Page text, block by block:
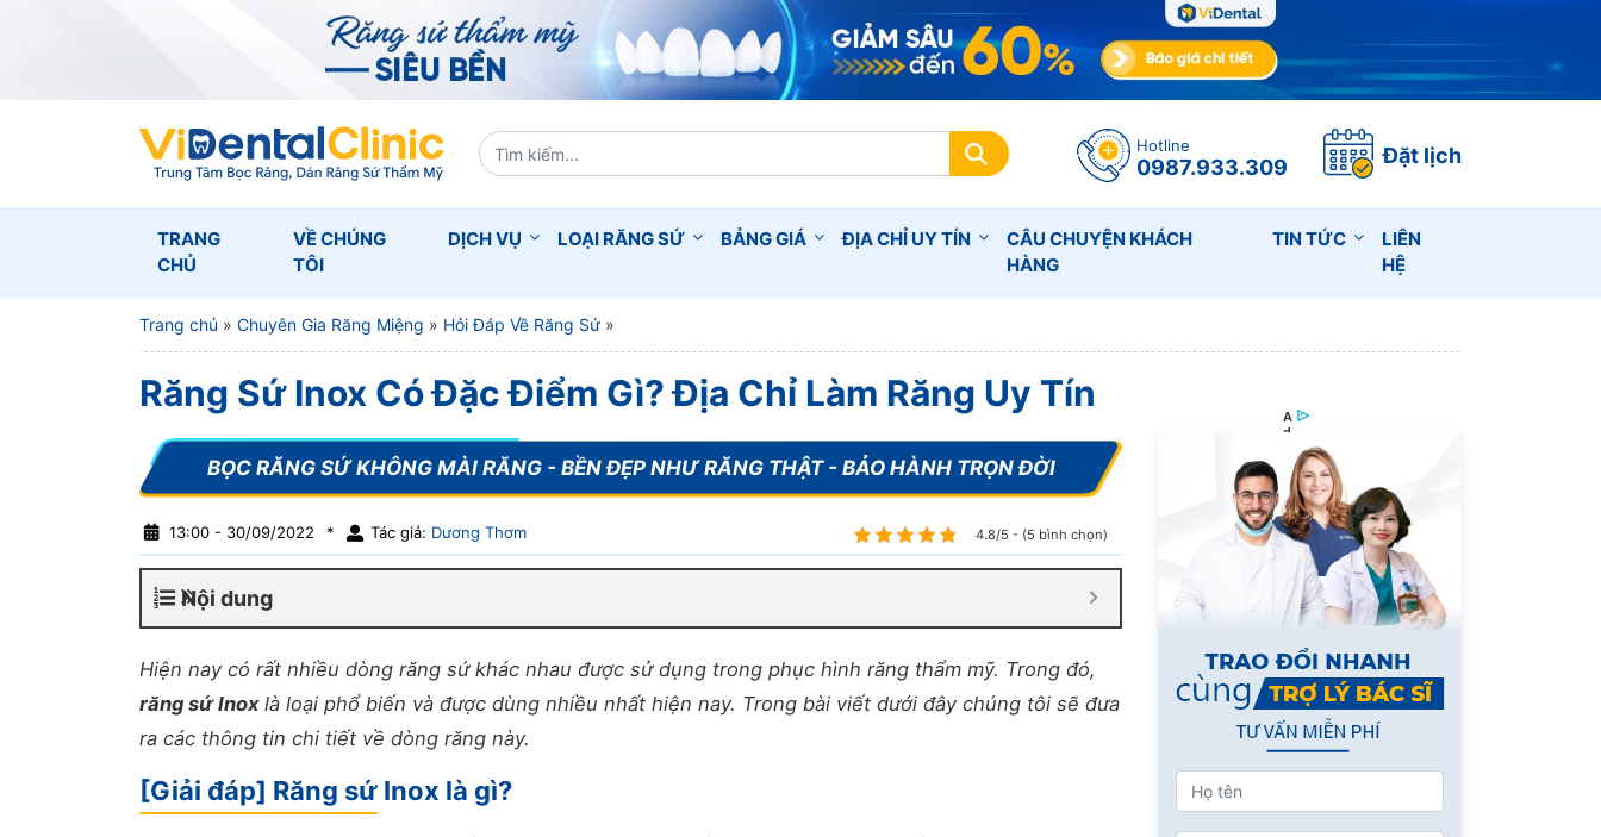
Hotline
0987.933.309 Đặt lịch
TRANG
CHỦ
VỀ CHÚNG
TÔI
DỊCH VỤ LOẠI RĂNG SỨ BẢNG GIÁ ĐỊA CHỈ UY TÍN
CÂU CHUYỆN KHÁCH
HÀNG
TIN TỨC
LIÊN
HỆ
Trang chủ » Chuyên Gia Răng Miệng » Hỏi Đáp Về Răng Sứ »
Răng Sứ Inox Có Đặc Điểm Gì? Địa Chỉ Làm Răng Uy Tín
13:00 - 30/09/2022 * Tác giả: Dương Thơm 4.8/5 - (5 bình chọn)
Nội dung
Hiện nay có rất nhiều dòng răng sứ khác nhau được sử dụng trong phục hình răng thẩm mỹ. Trong đó,
răng sứ Inoxlà loại phổ biến và được dùng nhiều nhất hiện nay. Trong bài viết dưới đây chúng tôi sẽ đưa
ra các thông tin chi tiết về dòng răng này.
[Giải đáp] Răng sứ Inox là gì?